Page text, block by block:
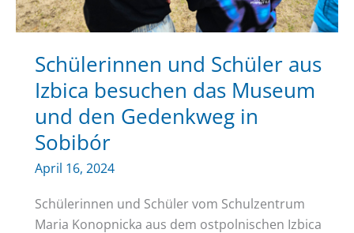
Schülerinnen und Schüler aus
Izbica besuchen das Museum
und den Gedenkweg in
Sobibór
April 16, 2024
Schülerinnen und Schüler vom Schulzentrum
Maria Konopnicka aus dem ostpolnischen Izbica